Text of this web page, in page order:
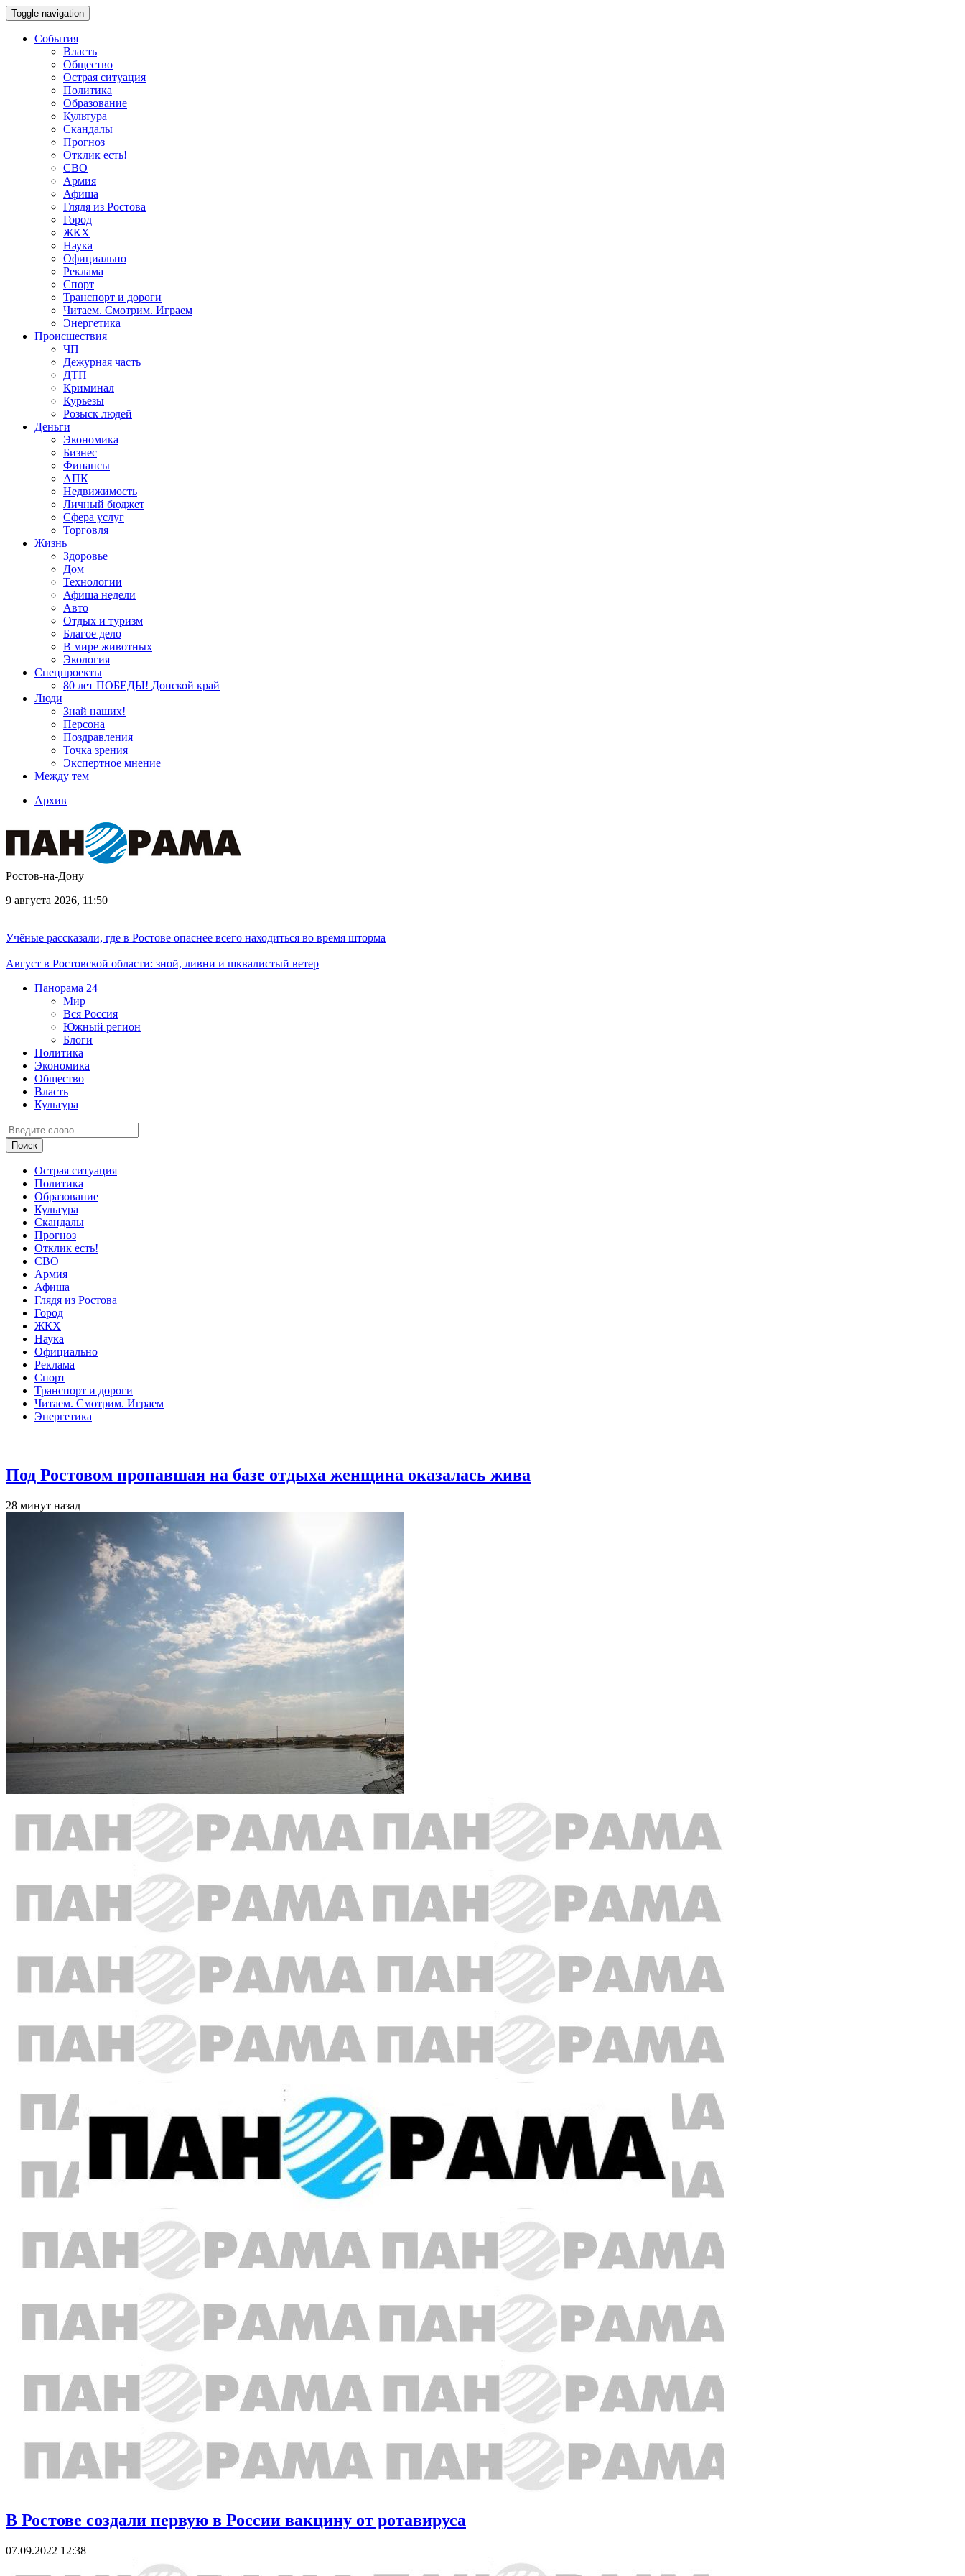
Toggle navigation
События
Власть
Общество
Острая ситуация
Политика
Образование
Культура
Скандалы
Прогноз
Отклик есть!
СВО
Армия
Афиша
Глядя из Ростова
Город
ЖКХ
Наука
Официально
Реклама
Спорт
Транспорт и дороги
Читаем. Смотрим. Играем
Энергетика
Происшествия
ЧП
Дежурная часть
ДТП
Криминал
Курьезы
Розыск людей
Деньги
Экономика
Бизнес
Финансы
АПК
Недвижимость
Личный бюджет
Сфера услуг
Торговля
Жизнь
Здоровье
Дом
Технологии
Афиша недели
Авто
Отдых и туризм
Благое дело
В мире животных
Экология
Спецпроекты
80 лет ПОБЕДЫ! Донской край
Люди
Знай наших!
Персона
Поздравления
Точка зрения
Экспертное мнение
Между тем
Архив
Ростов-на-Дону
9 августа 2026, 11:50
Учёные рассказали, где в Ростове опаснее всего находиться во время шторма
Август в Ростовской области: зной, ливни и шквалистый ветер
Панорама 24
Мир
Вся Россия
Южный регион
Блоги
Политика
Экономика
Общество
Власть
Культура
Острая ситуация
Политика
Образование
Культура
Скандалы
Прогноз
Отклик есть!
СВО
Армия
Афиша
Глядя из Ростова
Город
ЖКХ
Наука
Официально
Реклама
Спорт
Транспорт и дороги
Читаем. Смотрим. Играем
Энергетика
Под Ростовом пропавшая на базе отдыха женщина оказалась жива
28 минут назад
В Ростове создали первую в России вакцину от ротавируса
07.09.2022 12:38